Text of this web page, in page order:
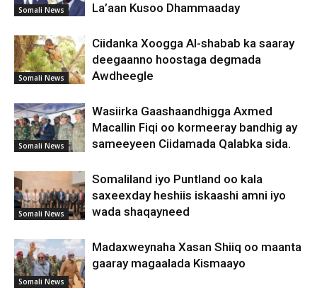
Somali News
La’aan Kusoo Dhammaaday
Somali News
Ciidanka Xoogga Al-shabab ka saaray
deegaanno hoostaga degmada
Awdheegle
Somali News
Wasiirka Gaashaandhigga Axmed
Macallin Fiqi oo kormeeray bandhig ay
sameeyeen Ciidamada Qalabka sida.
Somali News
Somaliland iyo Puntland oo kala
saxeexday heshiis iskaashi amni iyo
wada shaqayneed
Somali News
Madaxweynaha Xasan Shiiq oo maanta
gaaray magaalada Kismaayo